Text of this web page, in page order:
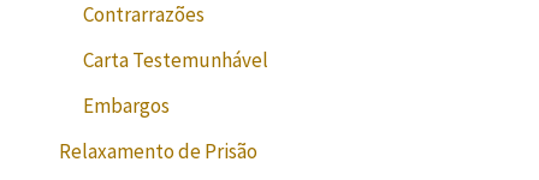
Contrarrazões
Carta Testemunhável
Embargos
Relaxamento de Prisão